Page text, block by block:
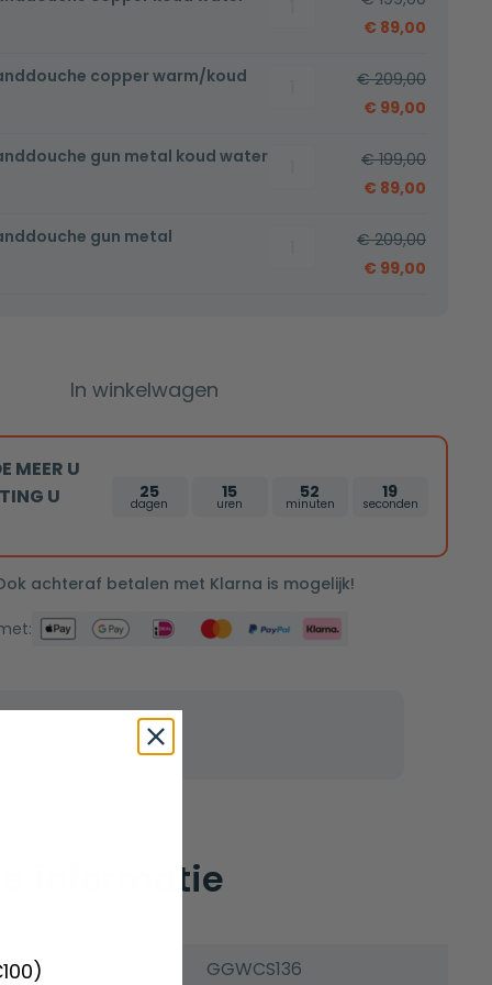
aantal
€ 89,00
copper warm/koud
copper
warm/koud
€209,00
€ 99,00
gun metal koud waterBidetset
€199,00
€ 89,00
gun metal
€209,00
€ 99,00
In winkelwagen
MEER U
U
25
dagen
15
uren
52
minuten
18
seconden
achteraf betalen met Klarna is mogelijk!
informatie
GGWCS136